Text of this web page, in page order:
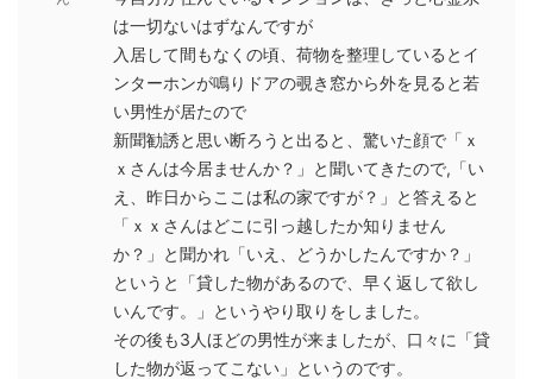
は一切ないはずなんですが
入居して間もなくの頃、荷物を整理しているとイ
ンターホンが鳴りドアの覗き窓から外を見ると若
い男性が居たので
新聞勧誘と思い断ろうと出ると、驚いた顔で「ｘ
ｘさんは今居ませんか？」と聞いてきたので,「い
え、昨日からここは私の家ですが？」と答えると
「ｘｘさんはどこに引っ越したか知りません
か？」と聞かれ「いえ、どうかしたんですか？」
というと「貸した物があるので、早く返して欲し
いんです。」というやり取りをしました。
その後も3人ほどの男性が来ましたが、口々に「貸
した物が返ってこない」というのです。